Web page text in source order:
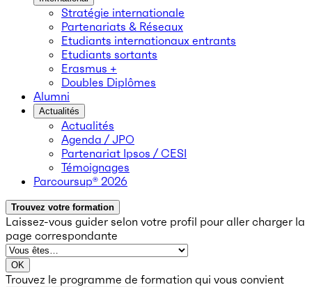
Stratégie internationale
Partenariats & Réseaux
Etudiants internationaux entrants
Etudiants sortants
Erasmus +
Doubles Diplômes
Alumni
Actualités
Actualités
Agenda / JPO
Partenariat Ipsos / CESI
Témoignages
Parcoursup® 2026
Trouvez votre formation
Laissez-vous guider selon votre profil pour aller charger la
page correspondante
OK
Trouvez le programme de formation qui vous convient